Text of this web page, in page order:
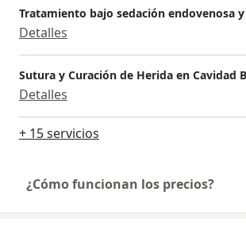
Tratamiento bajo sedación endovenosa
Detalles
Sutura y Curación de Herida en Cavidad
Detalles
+ 15 servicios
¿Cómo funcionan los precios?